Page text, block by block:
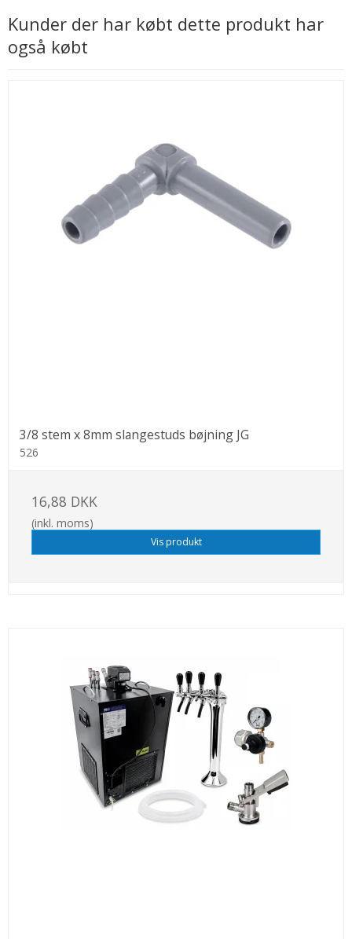
Kunder der har købt dette produkt har
også købt
3/8 stem x 8mm slangestuds bøjning JG
526
16,88 DKK
(inkl. moms)
Vis produkt